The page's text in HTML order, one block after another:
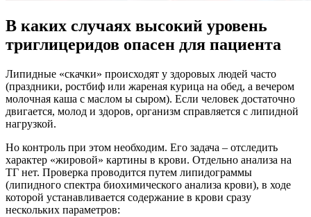
В каких случаях высокий уровень
триглицеридов опасен для пациента
Липидные «скачки» происходят у здоровых людей часто
(праздники, ростбиф или жареная курица на обед, а вечером
молочная каша с маслом ы сыром). Если человек достаточно
двигается, молод и здоров, организм справляется с липидной
нагрузкой.
Но контроль при этом необходим. Его задача – отследить
характер «жировой» картины в крови. Отдельно анализа на
ТГ нет. Проверка проводится путем липидограммы
(липидного спектра биохимического анализа крови), в ходе
которой устанавливается содержание в крови сразу
нескольких параметров: